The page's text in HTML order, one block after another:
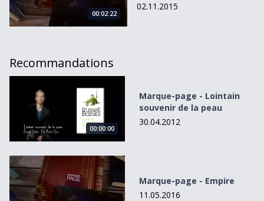
00:02:22
02.11.2015
Recommandations
00:00:00
Marque-page - Lointain
souvenir de la peau
30.04.2012
Marque-page - Empire
Marque-page - Empire
11.05.2016